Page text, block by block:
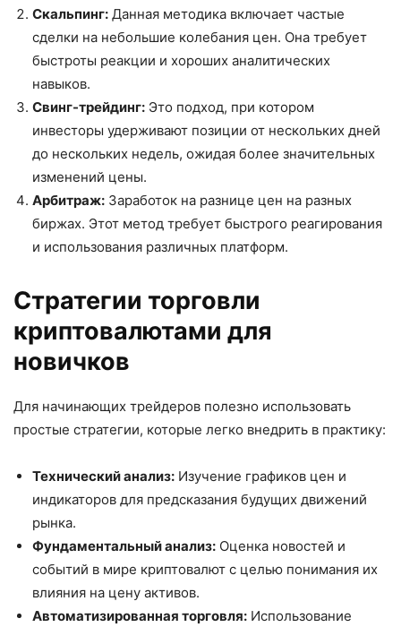
Скальпинг: Данная методика включает частые
сделки на небольшие колебания цен. Она требует
быстроты реакции и хороших аналитических
навыков.
Свинг-трейдинг: Это подход, при котором
инвесторы удерживают позиции от нескольких дней
до нескольких недель, ожидая более значительных
изменений цены.
Арбитраж: Заработок на разнице цен на разных
биржах. Этот метод требует быстрого реагирования
и использования различных платформ.
Стратегии торговли
криптовалютами для
новичков
Для начинающих трейдеров полезно использовать
простые стратегии, которые легко внедрить в практику:
Технический анализ: Изучение графиков цен и
индикаторов для предсказания будущих движений
рынка.
Фундаментальный анализ: Оценка новостей и
событий в мире криптовалют с целью понимания их
влияния на цену активов.
Автоматизированная торговля: Использование